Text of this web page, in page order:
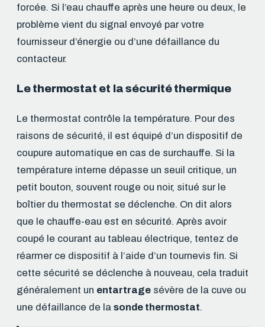
forcée. Si l’eau chauffe après une heure ou deux, le
problème vient du signal envoyé par votre
fournisseur d’énergie ou d’une défaillance du
contacteur.
Le thermostat et la sécurité thermique
Le thermostat contrôle la température. Pour des
raisons de sécurité, il est équipé d’un dispositif de
coupure automatique en cas de surchauffe. Si la
température interne dépasse un seuil critique, un
petit bouton, souvent rouge ou noir, situé sur le
boîtier du thermostat se déclenche. On dit alors
que le chauffe-eau est en sécurité. Après avoir
coupé le courant au tableau électrique, tentez de
réarmer ce dispositif à l’aide d’un tournevis fin. Si
cette sécurité se déclenche à nouveau, cela traduit
généralement un entartrage sévère de la cuve ou
une défaillance de la sonde thermostat.